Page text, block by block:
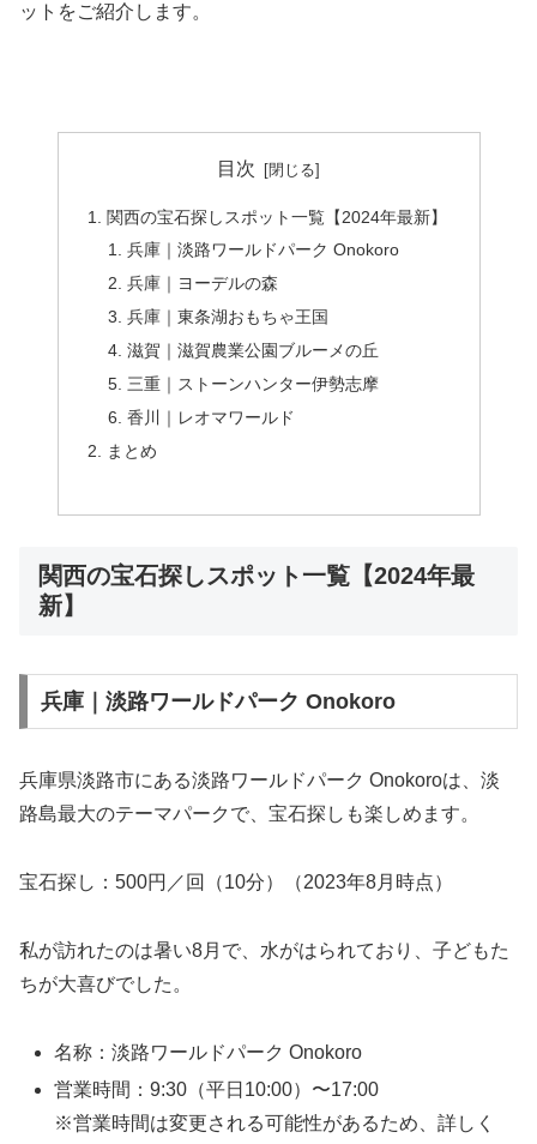
ットをご紹介します。
目次
関西の宝石探しスポット一覧【2024年最新】
兵庫｜淡路ワールドパーク Onokoro
兵庫｜ヨーデルの森
兵庫｜東条湖おもちゃ王国
滋賀｜滋賀農業公園ブルーメの丘
三重｜ストーンハンター伊勢志摩
香川｜レオマワールド
まとめ
関西の宝石探しスポット一覧【2024年最
新】
兵庫｜淡路ワールドパーク Onokoro
兵庫県淡路市にある淡路ワールドパーク Onokoroは、淡
路島最大のテーマパークで、宝石探しも楽しめます。
宝石探し：500円／回（10分）（2023年8月時点）
私が訪れたのは暑い8月で、水がはられており、子どもた
ちが大喜びでした。
名称：淡路ワールドパーク Onokoro
営業時間：9:30（平日10:00）〜17:00
※営業時間は変更される可能性があるため、詳しく